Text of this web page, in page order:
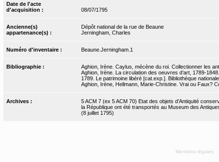
Date de l'acte
d'acquisition :
08/07/1795
Ancienne(s)
appartenance(s) :
Dépôt national de la rue de Beaune
Jerningham, Charles
Numéro d'inventaire : Beaune.Jerningham.1
Bibliographie :
Aghion, Irène. Caylus, mécène du roi. Collectionner les
Aghion, Irène. La circulation des oeuvres d’art, 1789-
1789. Le patrimoine libéré [cat.exp.]. Bibliothèque
Aghion, Irène, Hellmann, Marie-Christine. Vrai ou Faux?
Archives :
5 ACM 7 (ex 5 ACM 70) Etat des objets d’Antiquité
la République ont été transportés au Museum des
(8 juillet 1795)
Mentions légales